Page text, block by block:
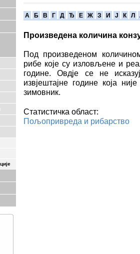
A Б В Г Д Ђ Е Ж З И Ј К Л
Произведена количина
Под произведеном
рибе које су изловљене и
године. Овдје се не
извјештајне године која
зимовник.
Статистичка област:
Пољопривреда и рибарство